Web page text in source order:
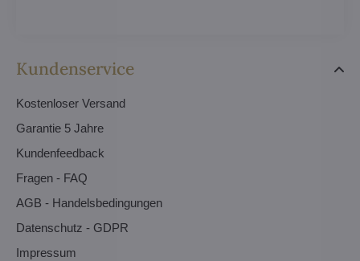
Kundenservice
Kostenloser Versand
Garantie 5 Jahre
Kundenfeedback
Fragen - FAQ
AGB - Handelsbedingungen
Datenschutz - GDPR
Impressum